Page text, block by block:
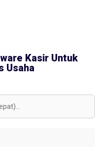
Kasir Untuk
Usaha